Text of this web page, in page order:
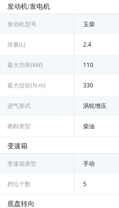
发动机/发电机
发动机型号 玉柴
排量(L) 2.4
最大功率(kW) 110
最大扭矩(N·m) 330
进气形式 涡轮增压
燃料类型 柴油
变速箱
变速箱类型 手动
档位个数 5
底盘转向